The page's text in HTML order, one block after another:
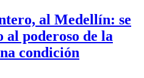
al Medellín: se
al poderoso de la
condición